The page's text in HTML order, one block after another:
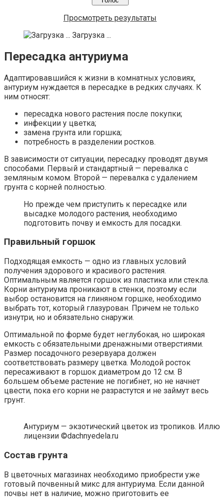
Просмотреть результаты
Загрузка ...
Пересадка антуриума
Адаптировавшийся к жизни в комнатных условиях,
антуриум нуждается в пересадке в редких случаях. К
ним относят:
пересадка нового растения после покупки;
инфекции у цветка;
замена грунта или горшка;
потребность в разделении ростков.
В зависимости от ситуации, пересадку проводят двумя
способами. Первый и стандартный — перевалка с
земляным комом. Второй — перевалка с удалением
грунта с корней полностью.
Но прежде чем приступить к пересадке или
высадке молодого растения, необходимо
подготовить почву и емкость для посадки.
Правильный горшок
Подходящая емкость — одно из главных условий
получения здорового и красивого растения.
Оптимальным является горшок из пластика или стекла.
Корни антуриума проникают в стенки, поэтому если
выбор остановится на глиняном горшке, необходимо
выбрать тот, который глазурован. Причем не только
изнутри, но и обязательно снаружи.
Оптимальной по форме будет неглубокая, но широкая
емкость с обязательными дренажными отверстиями.
Размер посадочного резервуара должен
соответствовать размеру цветка. Молодой росток
пересаживают в горшок диаметром до 12 см. В
большем объеме растение не погибнет, но не начнет
цвести, пока его корни не разрастутся и не займут весь
грунт.
Антуриум — экзотический цветок из тропиков.
лицензии ©dachnyedela.ru
Состав грунта
В цветочных магазинах необходимо приобрести уже
готовый почвенный микс для антуриума. Если данной
почвы нет в наличие, можно приготовить ее